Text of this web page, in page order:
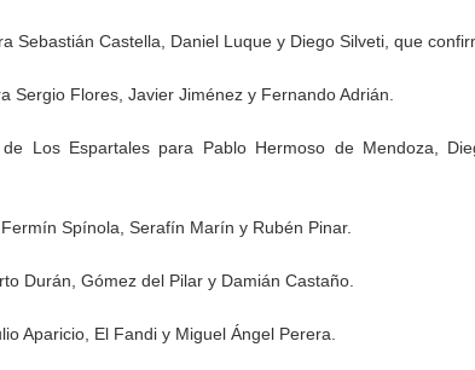
Sebastián Castella, Daniel Luque y Diego Silveti, que
Sergio Flores, Javier Jiménez y Fernando Adrián.
Los Espartales para Pablo Hermoso de Mendoza,
Spínola, Serafín Marín y Rubén Pinar.
Durán, Gómez del Pilar y Damián Castaño.
Aparicio, El Fandi y Miguel Ángel Perera.